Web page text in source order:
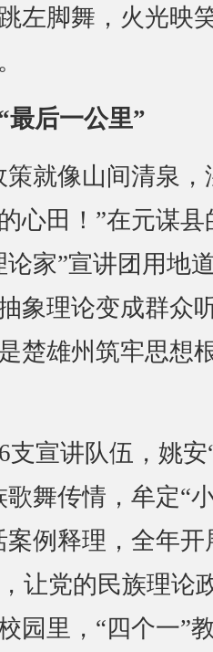
左脚舞，火光映
最后一公里”
就像山间清泉，
心田！”在元谋县
论家”宣讲团用地
象理论变成群众
楚雄州筑牢思想
宣讲队伍，姚安
舞传情，牟定“
案例释理，全年开
让党的民族理论
园里，“四个一”